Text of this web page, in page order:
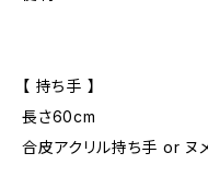
【 持ち手 】
長さ60cm
合皮アクリル持ち手 or ヌ